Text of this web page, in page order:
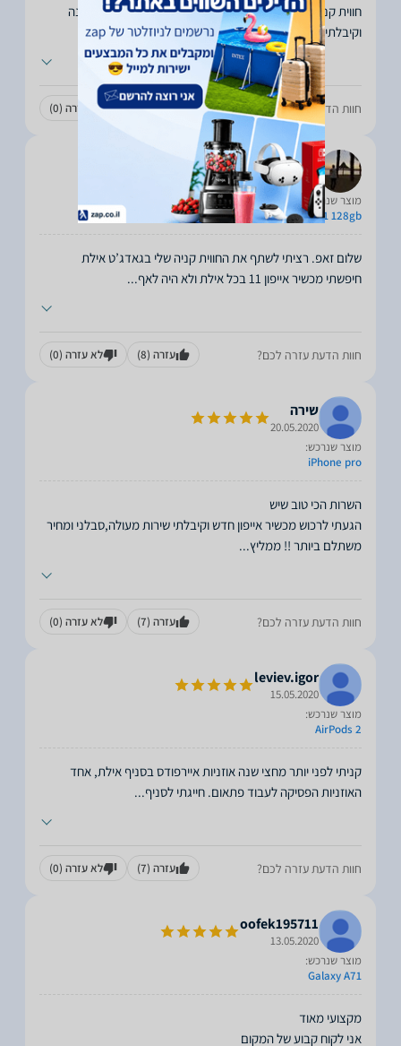
חווית קנייה טובה וכייפית קניתי איירפודס 2 במחיר הזול במדינה
וקיבלתי שרות כמו בחניות אפל בחול. תודה...
חוות הדעת עזרה לכם? עזרה(8) לא עזרה (0)
Henri
27.05.2020
מוצר שנרכש:
iPhone 11 128gb
חיפשתי מכשיר אייפון 11 בכל אילת ולא היה לאף
...
חוות הדעת עזרה לכם? עזרה (8) לא עזרה (0)
שירה
20.05.2020
מוצר שנרכש:
iPhone pro
הגעתי לרכוש מכשיר אייפון חדש וקיבלתי שירות מעולה,סבלני ומחיר
משתלם ביותר !! ממליץ...
חוות הדעת עזרה לכם? עזרה (7) לא עזרה (0)
leviev.igor
15.05.2020
מוצר שנרכש:
AirPods 2
קניתי לפני יותר מחצי שנה אוזניות איירפודס בסניף אילת, אחד
האוזניות הפסיקה לעבוד פתאום. חייגתי לסניף...
חוות הדעת עזרה לכם? עזרה (7) לא עזרה (0)
oofek195711
13.05.2020
מוצר שנרכש:
Galaxy A71